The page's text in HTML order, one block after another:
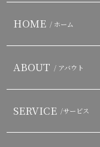
HOME / ホーム
ABOUT / アバウト
SERVICE /サービス